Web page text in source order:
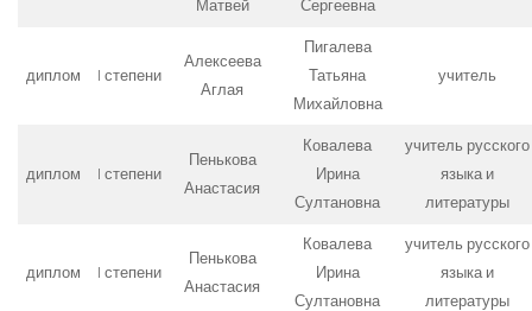
Матвей Сергеевна
диплом I степени
Алексеева
Аглая
Пигалева
Татьяна
Михайловна
учитель
диплом I степени
Пенькова
Анастасия
Ковалева
Ирина
Султановна
учитель русского
языка и
литературы
диплом I степени
Пенькова
Анастасия
Ковалева
Ирина
Султановна
учитель русского
языка и
литературы